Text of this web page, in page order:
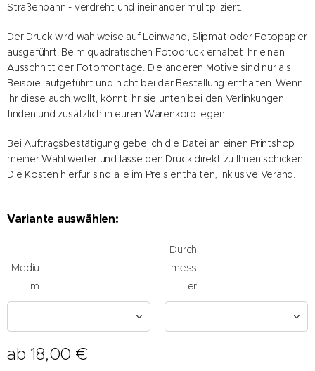
Straßenbahn - verdreht und ineinander mulitpliziert.
Der Druck wird wahlweise auf Leinwand, Slipmat oder Fotopapier
ausgeführt. Beim quadratischen Fotodruck erhaltet ihr einen
Ausschnitt der Fotomontage. Die anderen Motive sind nur als
Beispiel aufgeführt und nicht bei der Bestellung enthalten. Wenn
ihr diese auch wollt, könnt ihr sie unten bei den Verlinkungen
finden und zusätzlich in euren Warenkorb legen.
Bei Auftragsbestätigung gebe ich die Datei an einen Printshop
meiner Wahl weiter und lasse den Druck direkt zu Ihnen schicken.
Die Kosten hierfür sind alle im Preis enthalten, inklusive Verand.
Variante auswählen:
Mediu
m
Durch
mess
er
ab 18,00 €